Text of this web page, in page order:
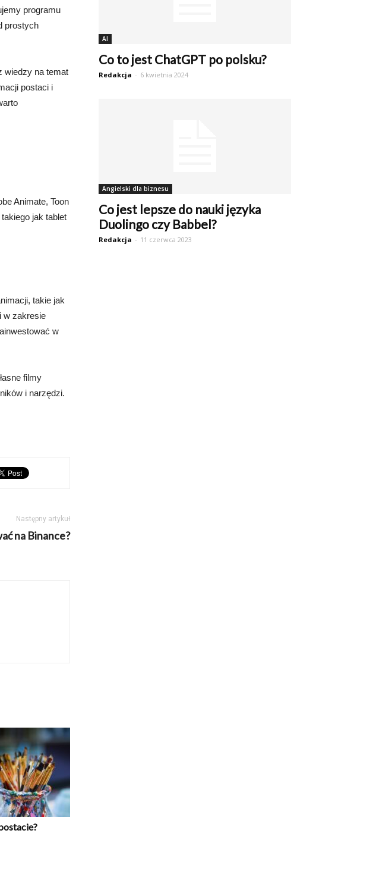
programu
prostych
wiedzy na temat
postaci i
Animate, Toon
jak tablet
takie jak
w zakresie
w
filmy
i narzędzi.
Następny artykuł
na Binance?
AI
Co to jest ChatGPT po polsku?
Redakcja - 6 kwietnia 2024
Angielski dla biznesu
Co jest lepsze do nauki języka
Duolingo czy Babbel?
Redakcja - 11 czerwca 2023